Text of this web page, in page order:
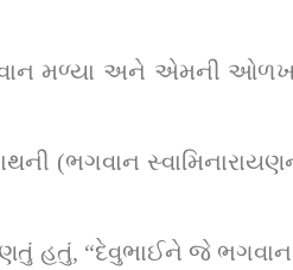
મળ્યા અને એમની
(ભગવાન
હતું, “દેવુભાઈને જે ભગવાન